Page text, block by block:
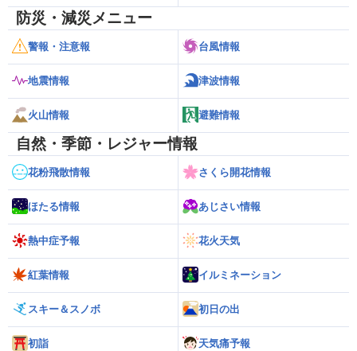
防災・減災メニュー
警報・注意報 台風情報
地震情報 津波情報
火山情報 避難情報
自然・季節・レジャー情報
花粉飛散情報 さくら開花情報
ほたる情報 あじさい情報
熱中症予報 花火天気
紅葉情報 イルミネーション
スキー＆スノボ 初日の出
初詣 天気痛予報